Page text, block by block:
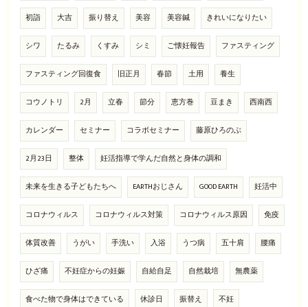
初詣 大吉 振り替え 美容 美容鍼 きれいになりたい
シワ たるみ くすみ シミ ご懐妊報告 ファスティング
ファスティング回復食 旧正月 春節 土用 養生
コウノトリ 2月 立春 節分 恵方巻 豆まき 西南西
カレンダー セミナー コラボセミナー 藤原ひろのぶ
2月23日 整体 妊活指導で学んだ自然と身体の調和
未来を生きる子どもたちへ EARTHおじさん GOOD EARTH 妊活中
コロナウィルス コロナウィルス対策 コロナウィルス原因 免疫
体質改善 うがい 手洗い 入浴 うつ病 五十肩 腰痛
ひざ痛 不妊症からの妊娠 自給自足 自然栽培 無農薬
食べた物で身体はできている 休診日 振替え 不妊